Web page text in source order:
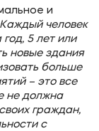
и
человек
5 лет или
новые здания
больше
– это все
не должна
граждан,
с